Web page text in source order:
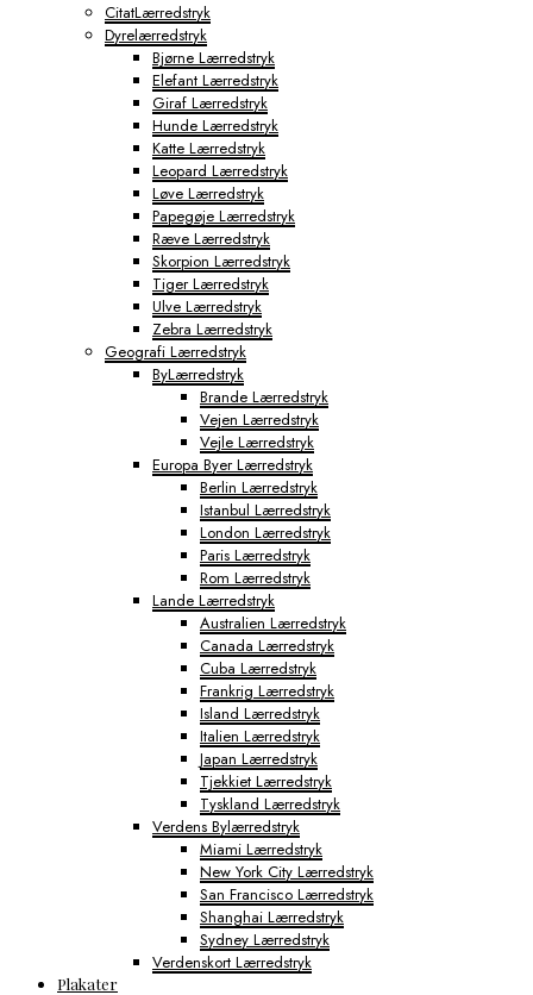
CitatLærredstryk
Dyrelærredstryk
Bjørne Lærredstryk
Elefant Lærredstryk
Giraf Lærredstryk
Hunde Lærredstryk
Katte Lærredstryk
Leopard Lærredstryk
Løve Lærredstryk
Papegøje Lærredstryk
Ræve Lærredstryk
Skorpion Lærredstryk
Tiger Lærredstryk
Ulve Lærredstryk
Zebra Lærredstryk
Geografi Lærredstryk
ByLærredstryk
Brande Lærredstryk
Vejen Lærredstryk
Vejle Lærredstryk
Europa Byer Lærredstryk
Berlin Lærredstryk
Istanbul Lærredstryk
London Lærredstryk
Paris Lærredstryk
Rom Lærredstryk
Lande Lærredstryk
Australien Lærredstryk
Canada Lærredstryk
Cuba Lærredstryk
Frankrig Lærredstryk
Island Lærredstryk
Italien Lærredstryk
Japan Lærredstryk
Tjekkiet Lærredstryk
Tyskland Lærredstryk
Verdens Bylærredstryk
Miami Lærredstryk
New York City Lærredstryk
San Francisco Lærredstryk
Shanghai Lærredstryk
Sydney Lærredstryk
Verdenskort Lærredstryk
Plakater